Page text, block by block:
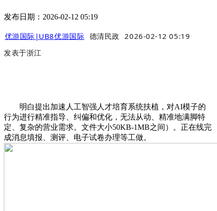
发布日期：2026-02-12 05:19
优游国际|UB8优游国际 德清民政
2026-02-12 05:19
发表于浙江
明白提出加速人工智强人才培育系统扶植，对AI模子的
行为进行精准指导、纠偏和优化，无法从动、精准地满脚特
定、复杂的营业需求。文件大小50KB-1MB之间）。正在线完
成消息填报、测评、电子试卷办理等工做。